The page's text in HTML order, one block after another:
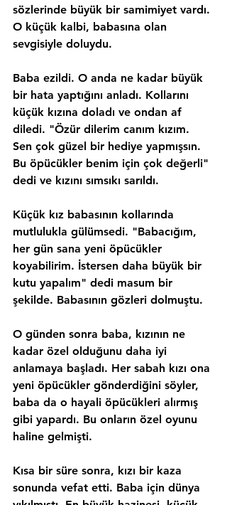
sözlerinde büyük bir samimiyet vardı.
O küçük kalbi, babasına olan
sevgisiyle doluydu.
Baba ezildi. O anda ne kadar büyük
bir hata yaptığını anladı. Kollarını
küçük kızına doladı ve ondan af
diledi. "Özür dilerim canım kızım.
Sen çok güzel bir hediye yapmışsın.
Bu öpücükler benim için çok değerli"
dedi ve kızını sımsıkı sarıldı.
Küçük kız babasının kollarında
mutlulukla gülümsedi. "Babacığım,
her gün sana yeni öpücükler
koyabilirim. İstersen daha büyük bir
kutu yapalım" dedi masum bir
şekilde. Babasının gözleri dolmuştu.
O günden sonra baba, kızının ne
kadar özel olduğunu daha iyi
anlamaya başladı. Her sabah kızı ona
yeni öpücükler gönderdiğini söyler,
baba da o hayali öpücükleri alırmış
gibi yapardı. Bu onların özel oyunu
haline gelmişti.
Kısa bir süre sonra, kızı bir kaza
sonunda vefat etti. Baba için dünya